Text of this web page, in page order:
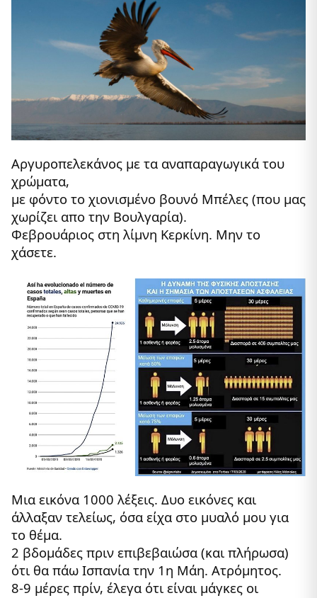
Αργυροπελεκάνος με τα αναπαραγωγικά του
χρώματα,
με φόντο το χιονισμένο βουνό Μπέλες (που μας
χωρίζει απο την Βουλγαρία).
Φεβρουάριος στη λίμνη Κερκίνη. Μην το
χάσετε.
Μια εικόνα 1000 λέξεις. Δυο εικόνες και
άλλαξαν τελείως, όσα είχα στο μυαλό μου για
το θέμα.
2 βδομάδες πριν επιβεβαιώσα (και πλήρωσα)
ότι θα πάω Ισπανία την 1η Μάη. Ατρόμητος.
8-9 μέρες πρίν, έλεγα ότι είναι μάγκες οι